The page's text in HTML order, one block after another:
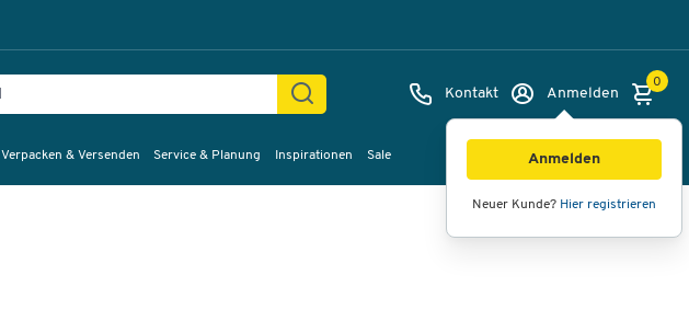
Kontakt Anmelden
Anmelden
Neuer Kunde? Hier registrieren
0
Verpacken & Versenden Service & Planung Inspirationen Sale
Bilder Videos 360°-Ansicht